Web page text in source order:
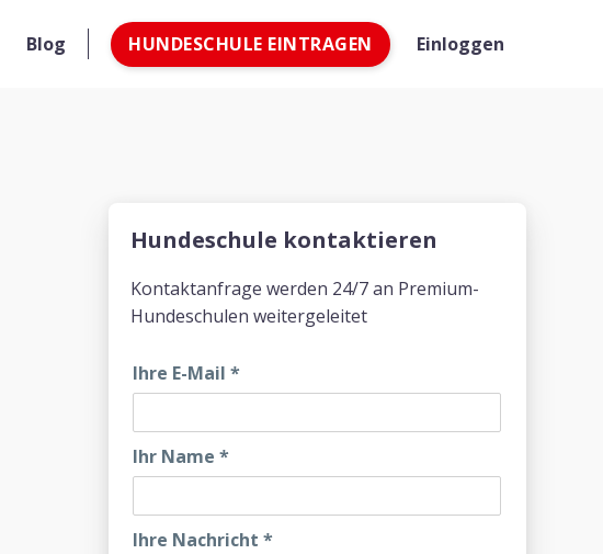
Blog HUNDESCHULE EINTRAGEN Einloggen
Hundeschule kontaktieren
Kontaktanfrage werden 24/7 an Premium-
Hundeschulen weitergeleitet
Ihre E-Mail *
Ihr Name *
Ihre Nachricht *